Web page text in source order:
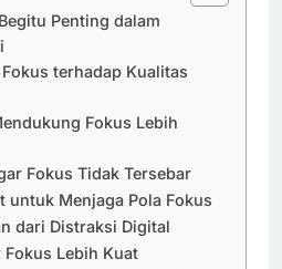
Penting dalam
terhadap Kualitas
Fokus Lebih
Fokus Tidak Tersebar
untuk Menjaga Pola Fokus
dari Distraksi Digital
Lebih Kuat